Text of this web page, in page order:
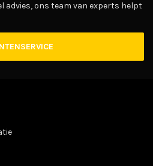
advies, ons team van experts helpt